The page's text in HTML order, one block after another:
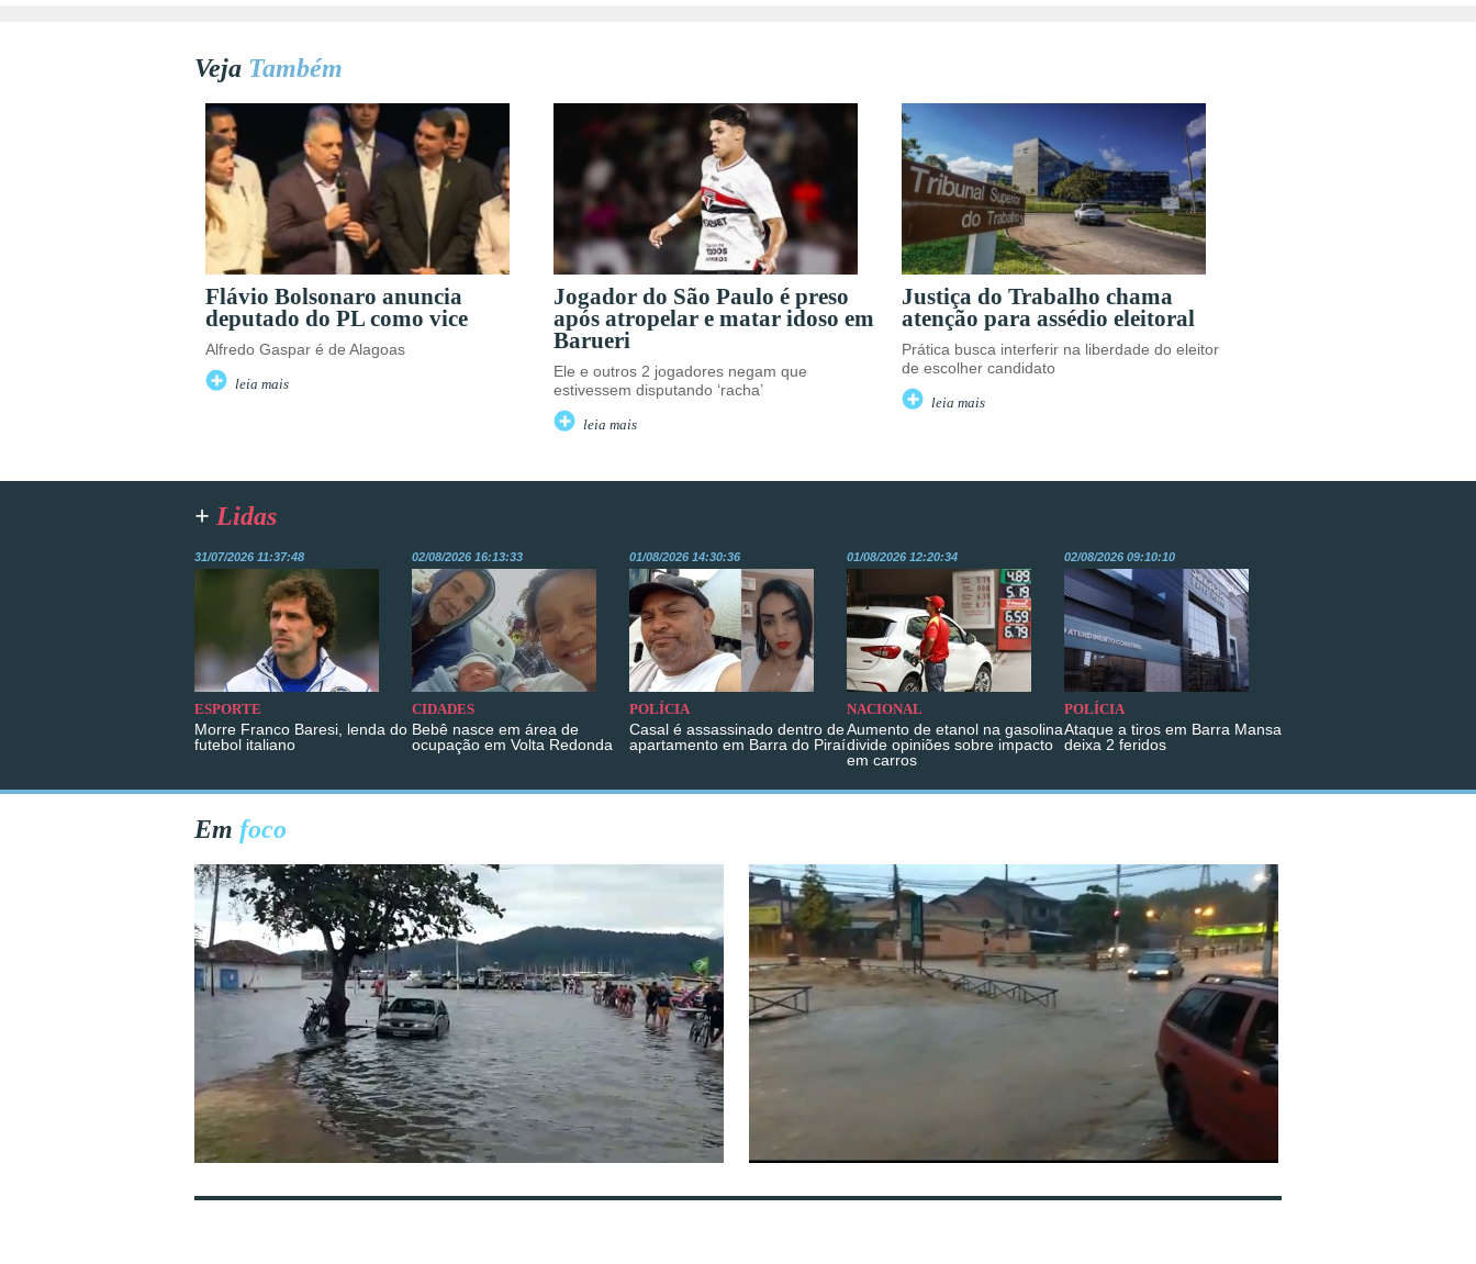
Veja Também
Flávio Bolsonaro anuncia
deputado do PL como vice
Alfredo Gaspar é de Alagoas
leia mais
Jogador do São Paulo é preso
após atropelar e matar idoso em
Barueri
Ele e outros 2 jogadores negam que
estivessem disputando ‘racha’
leia mais
Justiça do Trabalho chama
atenção para assédio eleitoral
Prática busca interferir na liberdade do eleitor
de escolher candidato
leia mais
+ Lidas
31/07/2026 11:37:48
ESPORTE
Morre Franco Baresi, lenda do
futebol italiano
02/08/2026 16:13:33
CIDADES
Bebê nasce em área de
ocupação em Volta Redonda
01/08/2026 14:30:36
POLÍCIA
Casal é assassinado dentro de
apartamento em Barra do Piraí
01/08/2026 12:20:34
NACIONAL
Aumento de etanol na gasolina
divide opiniões sobre impacto
em carros
02/08/2026 09:10:10
POLÍCIA
Ataque a tiros em Barra Mansa
deixa 2 feridos
Em foco